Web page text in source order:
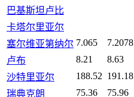
巴基斯坦卢比
卡塔尔里亚尔
塞尔维亚第纳尔 7.065 7.2078
卢布
8.21 8.63
沙特里亚尔
188.52 191.18
瑞典克朗
75.36 75.96